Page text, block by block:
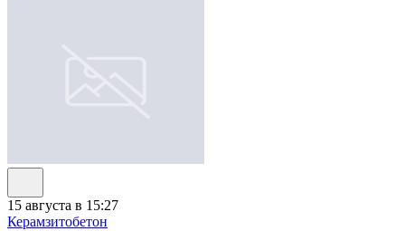
15 августа в 15:27
Керамзитобетон